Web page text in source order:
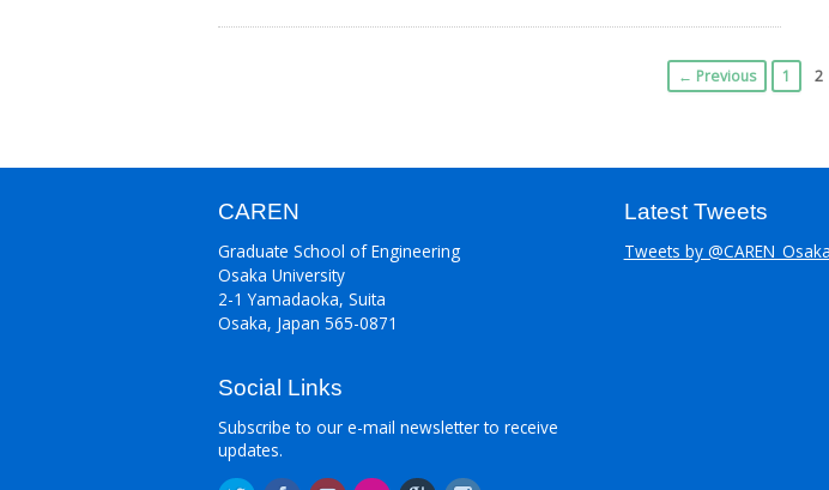
← Previous 1 2
CAREN
Graduate School of Engineering
Osaka University
2-1 Yamadaoka, Suita
Osaka, Japan 565-0871
Social Links
Subscribe to our e-mail newsletter to receive
updates.
Latest Tweets
Tweets by